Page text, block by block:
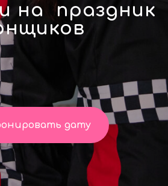
на праздник
дату